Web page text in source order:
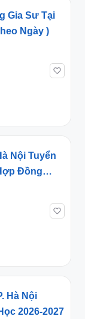
Gia Sư Tại
Ngày )
Nội Tuyển
Đồng
Hà Nội
2026-2027